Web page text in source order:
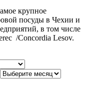
крупное
посуды в Чехии и
в том числе
/Concordia Lesov.